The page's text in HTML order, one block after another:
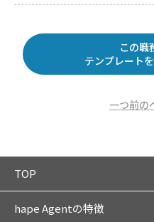
この職
テンプレート
一つ前の
TOP
hape Agentの特徴